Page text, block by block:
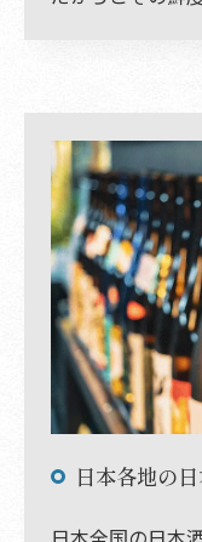
日本各地の